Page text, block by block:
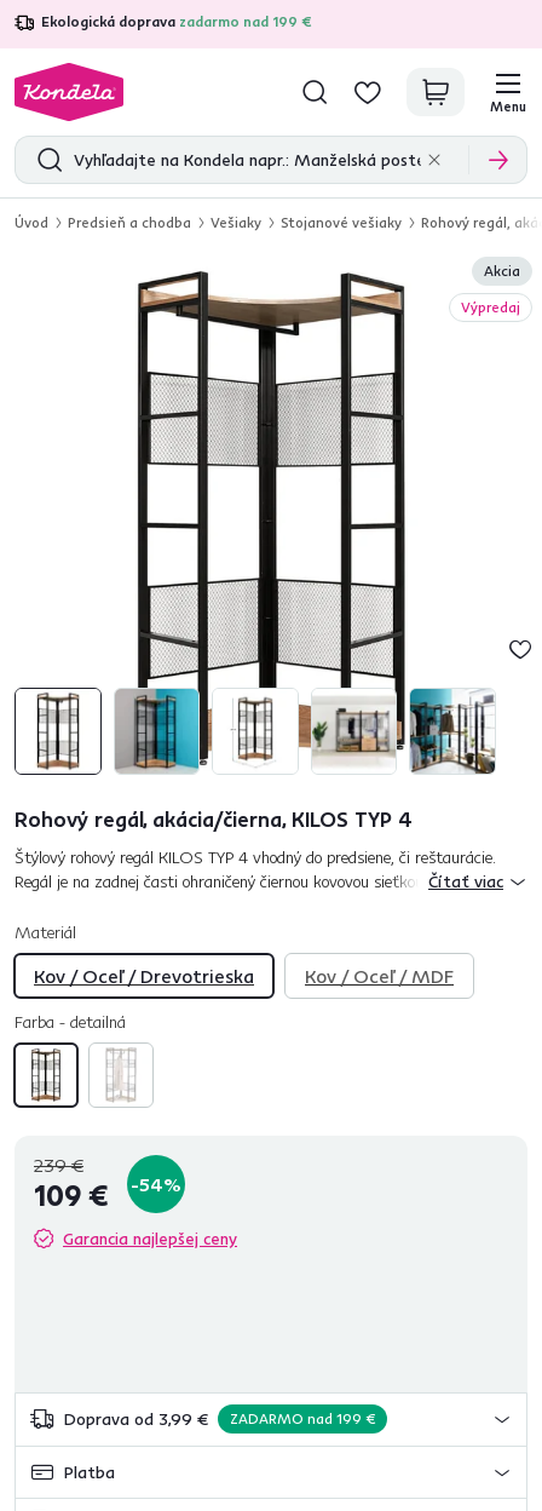
Ekologická doprava zadarmo nad 199 €
4,7 31 211overených produktových recenzií
Menu
Úvod Predsieň a chodba Vešiaky Stojanové vešiaky Rohový regál,
Akcia
Výpredaj
Rohový regál, akácia/čierna, KILOS TYP 4
Štýlový rohový regál KILOS TYP 4 vhodný do predsiene, či reštaurácie.
Regál je na zadnej časti ohraničený čiernou kovovou sieťkou, ktorá
Čítať viac
Materiál
Kov / Oceľ / Drevotrieska Kov / Oceľ / MDF
Farba - detailná
239 €
109 € -54%
Garancia najlepšej ceny
Doprava od 3,99 € ZADARMO nad 199 €
Platba